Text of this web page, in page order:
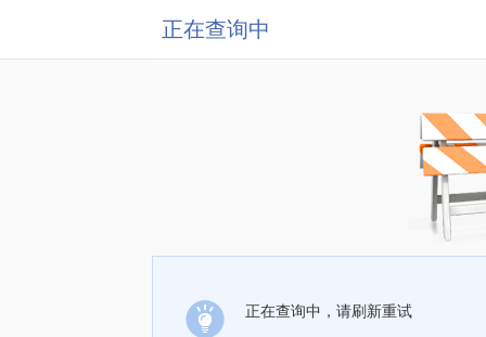
正在查询中
正在查询中，请刷新重试